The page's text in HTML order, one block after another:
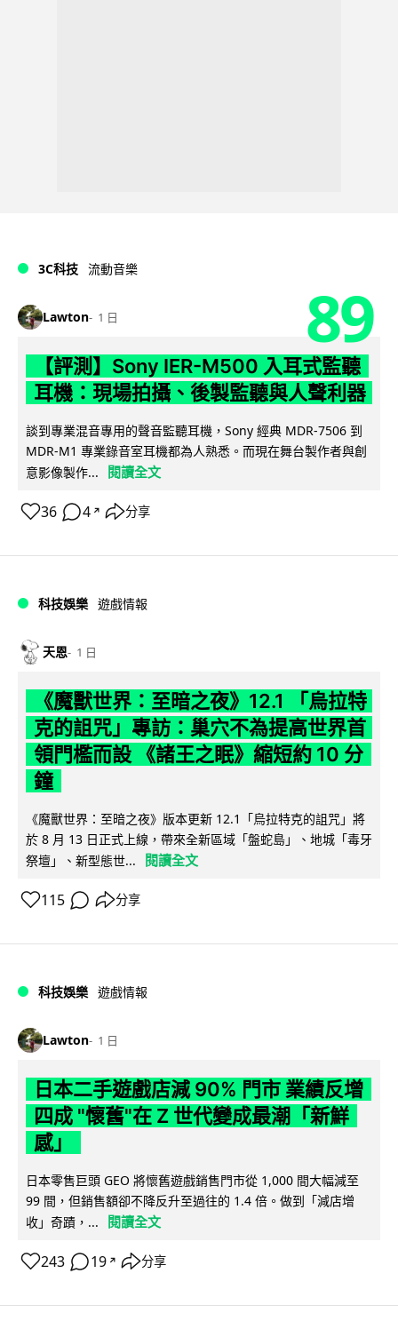
3C科技 流動音樂
Lawton 1 日 89
【評測】Sony IER-M500 入耳式監聽
耳機：現場拍攝、後製監聽與人聲利器
談到專業混音專用的聲音監聽耳機，Sony 經典 MDR-7506 到
MDR-M1 專業錄音室耳機都為人熟悉。而現在舞台製作者與創
意影像製作...
閱讀全文
36 4 ↗ 分享
科技娛樂 遊戲情報
天恩 1 日
《魔獸世界：至暗之夜》12.1 「烏拉特
克的詛咒」專訪：巢穴不為提高世界首
領門檻而設 《諸王之眠》縮短約 10 分
鐘
《魔獸世界：至暗之夜》版本更新 12.1「烏拉特克的詛咒」將
於 8 月 13 日正式上線，帶來全新區域「盤蛇島」、地城「毒牙
祭壇」、新型態世...
閱讀全文
115 分享
科技娛樂 遊戲情報
Lawton 1 日
日本二手遊戲店減 90% 門市 業績反增
四成 "懷舊"在 Z 世代變成最潮「新鮮
感」
日本零售巨頭 GEO 將懷舊遊戲銷售門市從 1,000 間大幅減至
99 間，但銷售額卻不降反升至過往的 1.4 倍。做到「減店增
收」奇蹟，...
閱讀全文
243 19 ↗ 分享